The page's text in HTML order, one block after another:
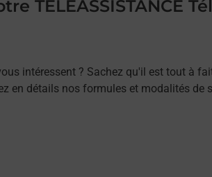
TELEASSISTANCE
intéressent ? Sachez qu'il est tout à
en détails nos formules et modalités de